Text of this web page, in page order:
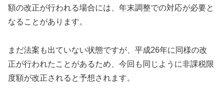
額の改正が行われる場合には、年末調整での対応が必要と
なることがあります。
まだ法案も出ていない状態ですが、平成26年に同様の改
正が行われたことがあるため、今回も同じように非課税限
度額が改正されると予想されます。